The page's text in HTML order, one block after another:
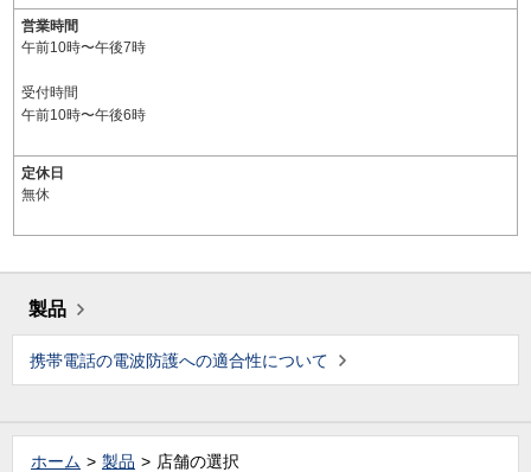
営業時間
午前10時〜午後7時
受付時間
午前10時〜午後6時
定休日
無休
製品
携帯電話の電波防護への適合性について
ホーム 製品 店舗の選択